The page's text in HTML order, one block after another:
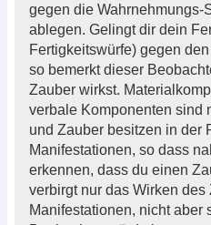
gegen die Wahrnehmungs-
ablegen. Gelingt dir dein
Fertigkeitswürfe) gegen
so bemerkt dieser
Zauber wirkst.
verbale Komponenten sind
und Zauber besitzen in der
Manifestationen, so dass
erkennen, dass du einen
verbirgt nur das Wirken
Manifestationen, nicht aber